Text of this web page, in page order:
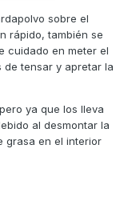
sobre el
rápido, también se
cuidado en meter el
de tensar y apretar la
ya que los lleva
al desmontar la
grasa en el interior